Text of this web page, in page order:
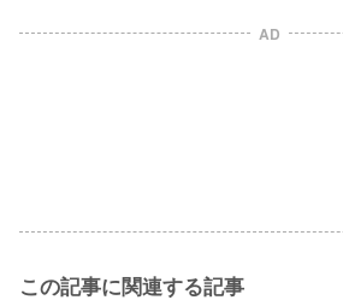
AD
この記事に関連する記事